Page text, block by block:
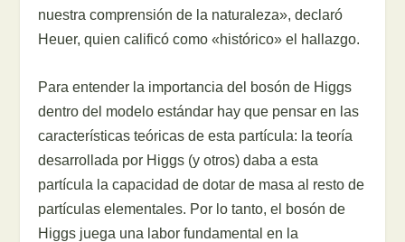
nuestra comprensión de la naturaleza», declaró
Heuer, quien calificó como «histórico» el hallazgo.
Para entender la importancia del bosón de Higgs
dentro del modelo estándar hay que pensar en las
características teóricas de esta partícula: la teoría
desarrollada por Higgs (y otros) daba a esta
partícula la capacidad de dotar de masa al resto de
partículas elementales. Por lo tanto, el bosón de
Higgs juega una labor fundamental en la